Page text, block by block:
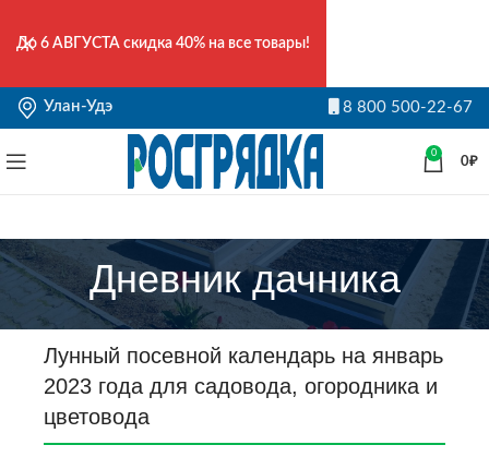
Улан-Удэ 8 800 500-22-67
0
0₽
Дневник дачника
Лунный посевной календарь на январь
2023 года для садовода, огородника и
цветовода
До 6 АВГУСТА скидка 40% на все товары!